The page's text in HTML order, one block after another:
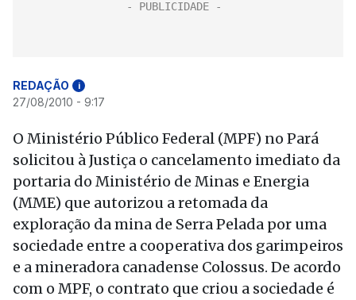
REDAÇÃO i
27/08/2010 - 9:17
O Ministério Público Federal (MPF) no Pará
solicitou à Justiça o cancelamento imediato da
portaria do Ministério de Minas e Energia
(MME) que autorizou a retomada da
exploração da mina de Serra Pelada por uma
sociedade entre a cooperativa dos garimpeiros
e a mineradora canadense Colossus. De acordo
com o MPF, o contrato que criou a sociedade é